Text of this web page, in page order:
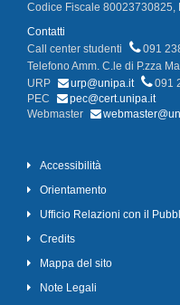
Codice Fiscale 80023730825,
Contatti
Call center studenti
091
Telefono Amm. C.le di P.zza
URP
urp@unipa.it
091
PEC
pec@cert.unipa.it
Webmaster
Accessibilità
Orientamento
Ufficio Relazioni con il
Credits
Mappa del sito
Note Legali